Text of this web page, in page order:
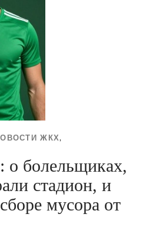
ЖКХ,
болельщиках,
стадион, и
мусора от